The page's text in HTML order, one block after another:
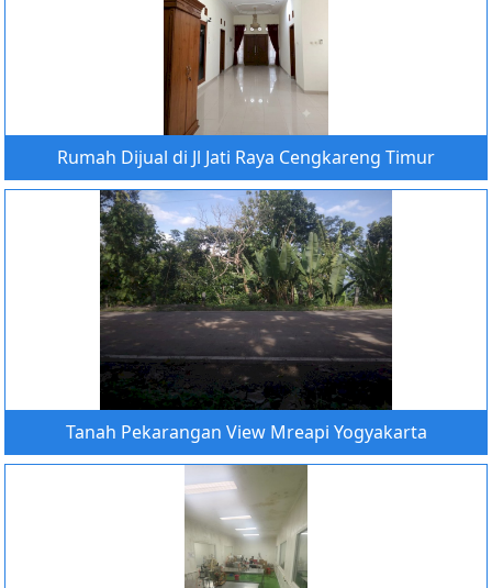
Rumah Dijual di Jl Jati Raya Cengkareng Timur
Tanah Pekarangan View Mreapi Yogyakarta